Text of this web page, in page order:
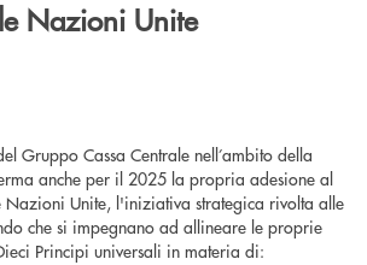
Nazioni Unite
Gruppo Cassa Centrale nell’ambito della
anche per il 2025 la propria adesione al
Nazioni Unite, l'iniziativa strategica rivolta alle
che si impegnano ad allineare le proprie
Principi universali in materia di: